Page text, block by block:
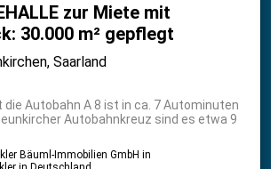
zur Miete mit
30.000 m² gepflegt
Saarland
die Autobahn A 8 ist in ca. 7 Autominuten
Autobahnkreuz sind es etwa 9
Bäuml-Immobilien GmbH in